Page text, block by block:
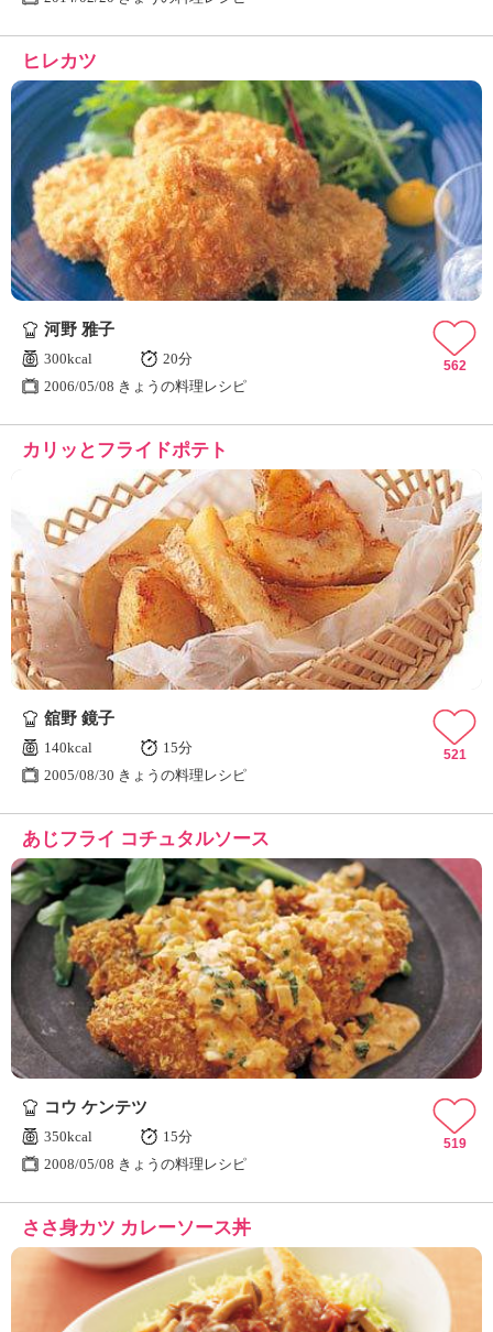
ヒレカツ
河野 雅子
300kcal
20分
2006/05/08 きょうの料理レシピ
562
カリッとフライドポテト
舘野 鏡子
140kcal
15分
2005/08/30 きょうの料理レシピ
521
あじフライ コチュタルソース
コウ ケンテツ
350kcal
15分
2008/05/08 きょうの料理レシピ
519
ささ身カツ カレーソース丼